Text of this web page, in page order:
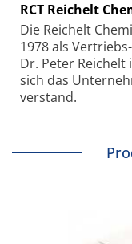
RCT Reichelt
Die Reichelt
1978 als
Dr. Peter
sich das
verstand.